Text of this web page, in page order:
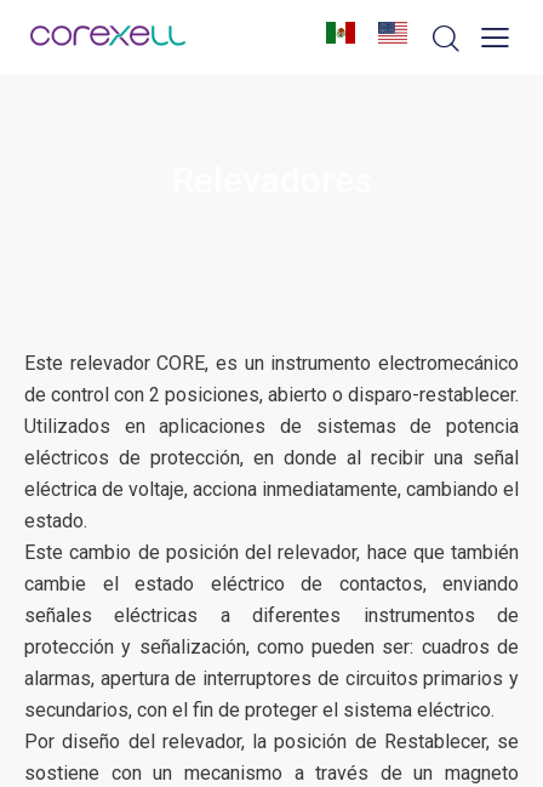
Este relevador CORE, es un instrumento electromecánico
de control con 2 posiciones, abierto o disparo-restablecer.
Utilizados en aplicaciones de sistemas de potencia
eléctricos de protección, en donde al recibir una señal
eléctrica de voltaje, acciona inmediatamente, cambiando el
estado.
Este cambio de posición del relevador, hace que también
cambie el estado eléctrico de contactos, enviando
señales eléctricas a diferentes instrumentos de
protección y señalización, como pueden ser: cuadros de
alarmas, apertura de interruptores de circuitos primarios y
secundarios, con el fin de proteger el sistema eléctrico.
Por diseño del relevador, la posición de Restablecer, se
sostiene con un mecanismo a través de un magneto